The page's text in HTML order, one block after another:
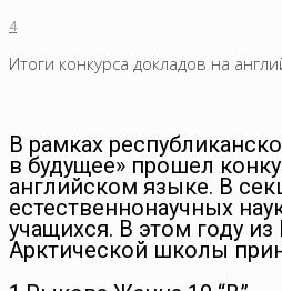
4
Итоги конкурса докладов на
В рамках
в будущее» прошел
английском языке. В
естественнонаучных
учащихся. В этом году
Арктической школы